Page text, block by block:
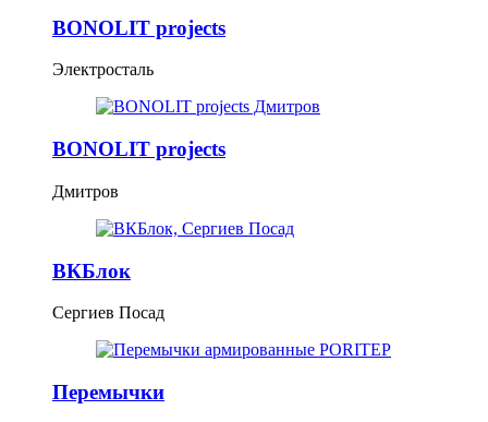
BONOLIT projects
Электросталь
BONOLIT projects
Дмитров
ВКБлок
Сергиев Посад
Перемычки